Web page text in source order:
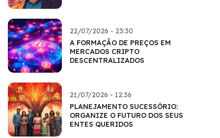
22/07/2026 - 23:30
A FORMAÇÃO DE PREÇOS EM
MERCADOS CRIPTO
DESCENTRALIZADOS
21/07/2026 - 12:36
PLANEJAMENTO SUCESSÓRIO:
ORGANIZE O FUTURO DOS SEUS
ENTES QUERIDOS